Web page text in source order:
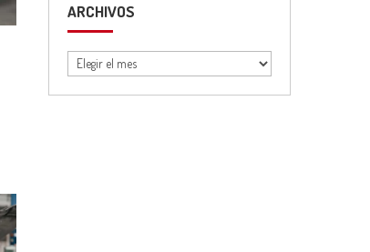
ARCHIVOSArchivos